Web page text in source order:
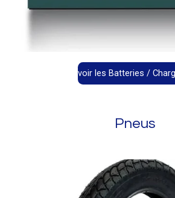
voir les Batteries /
Pneus